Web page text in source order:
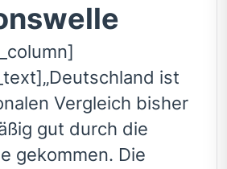
ist
Vergleich bisher
gut durch die
gekommen. Die